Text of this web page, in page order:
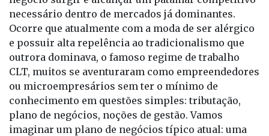
Ocorre que atualmente com a moda de ser alérgico
e possuir alta repelência ao tradicionalismo que
outrora dominava, o famoso regime de trabalho
CLT, muitos se aventuraram como empreendedores
ou microempresários sem ter o mínimo de
conhecimento em questões simples: tributação,
plano de negócios, noções de gestão. Vamos
imaginar um plano de negócios típico atual: uma
vasta compilação de informações sobre o setor no